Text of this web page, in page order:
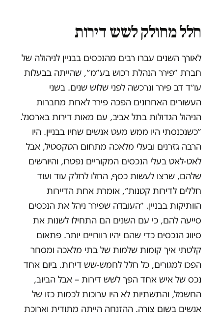
חלל מחולק לשש דירות
לאורך השנים עברו רבים מהנכסים בבניין לניהולה של
חברת ״פירר הנהלת רכוש בע״מ״, שהייתה בבעלות
עו״ד דב פירר ונרכשה לפני שלוש שנים. בשני
העשורים האחרונים הפכה פירר לאחת מחברות
הניהול הגדולות בתל אביב, עם מאות דירות בארסנל.
״כשנכנסתי היו ממש מעט אנשים שחיו בבניין. היו
הרבה גזרנים ובעלי מלאכה מתחום הטקסטיל, אבל
לאט-לאט בעלי הנכסים המקוריים נפטרו, והיורשים
שלהם, שרצו לעשות כסף, החלו לחלק עוד ועוד
חללים לדירות קטנות״, אומרת אחת הדיירות
הוותיקות בבניין. ״העובדה שפירר ניהל את הנכסים
סייעה להם, כי עם השנים הם התחילו לשנות את
סיווג הנכסים כדי שהם יהיו רווחיים יותר. פתאום
קלטתי איך קומות שלמות של בתי מלאכה ומסחר
הפכו למגורים, כל חלל לחמש-שש דירות. ביום אחד
נכס של איש אחד הפך לשש דירות – אבל הביוב,
החשמל, והתשתיות לא היו ערוכות לכמות כזו של
אנשים בשום צורה. ההזנחה הייתה מתודית וארוכת